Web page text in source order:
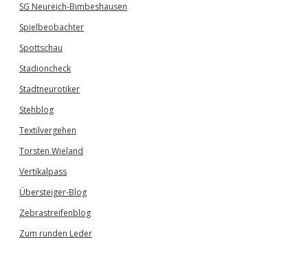
SG Neureich-Bimbeshausen
Spielbeobachter
Spottschau
Stadioncheck
Stadtneurotiker
Stehblog
Textilvergehen
Torsten Wieland
Vertikalpass
Übersteiger-Blog
Zebrastreifenblog
Zum runden Leder